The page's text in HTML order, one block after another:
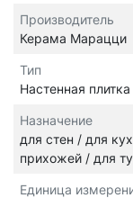
Производитель
Керама Марацци
Тип
Настенная плитка
Назначение
для стен / для
прихожей / для
Единица